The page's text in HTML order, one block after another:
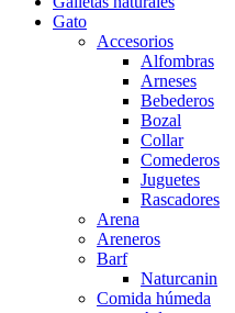
Gato
Accesorios
Alfombras
Arneses
Bebederos
Bozal
Collar
Comederos
Juguetes
Rascadores
Arena
Areneros
Barf
Naturcanin
Comida húmeda